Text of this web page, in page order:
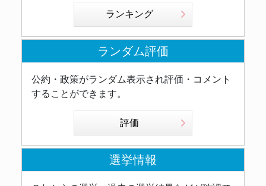
ランキング
ランダム評価
公約・政策がランダム表示され評価・コメント
することができます。
評価
選挙情報